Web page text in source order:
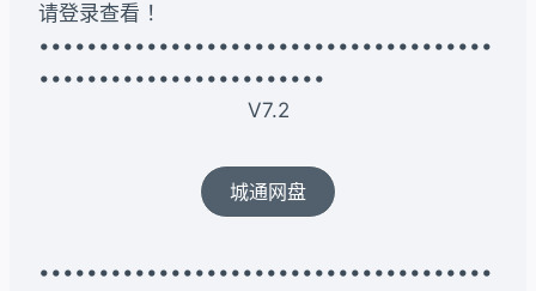
请登录查看 ！
••••••••••••••••••••••••••••••••••••••
••••••••••••••••••••••••
V7.2
城通网盘
••••••••••••••••••••••••••••••••••••••